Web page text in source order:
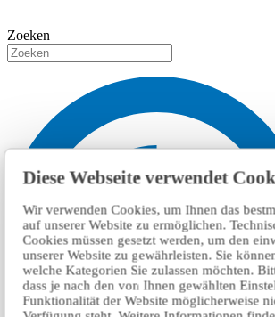
Diese Webseite verwendet
Wir verwenden Cookies, um Ihnen das
auf unserer Website zu ermöglichen.
Cookies müssen gesetzt werden, um den
unserer Website zu gewährleisten. Sie
welche Kategorien Sie zulassen möchten.
dass je nach den von Ihnen gewählten
Funktionalität der Website möglicherweise
Zoeken